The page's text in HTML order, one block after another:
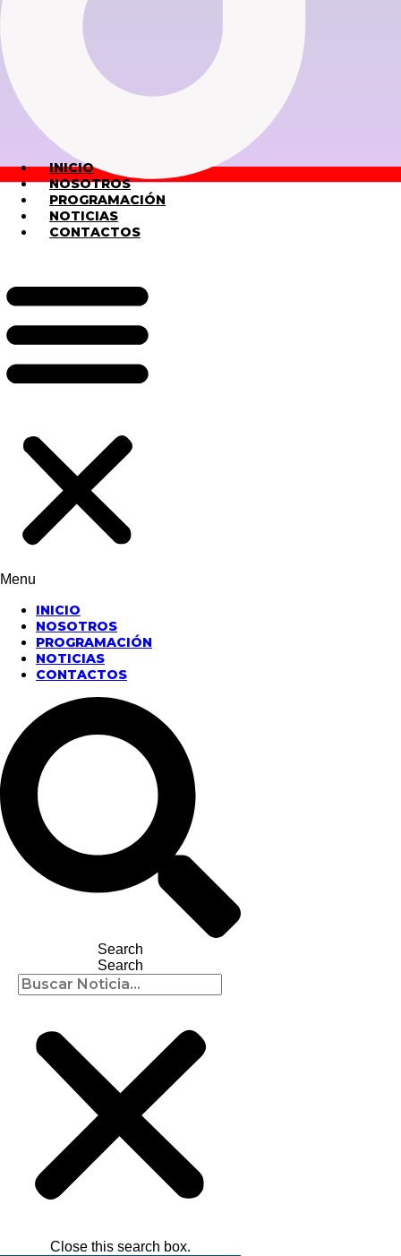
INICIO
NOSOTROS
PROGRAMACIÓN
NOTICIAS
CONTACTOS
Menu
INICIO
NOSOTROS
PROGRAMACIÓN
NOTICIAS
CONTACTOS
Search
Search
Close this search box.